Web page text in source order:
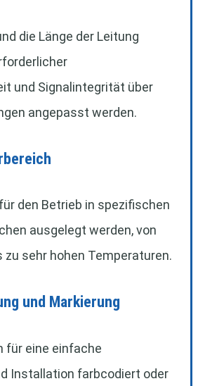
die Länge der Leitung
und Signalintegrität über
angepasst werden.
den Betrieb in spezifischen
ausgelegt werden, von
zu sehr hohen Temperaturen.
und Markierung
für eine einfache
Installation farbcodiert oder